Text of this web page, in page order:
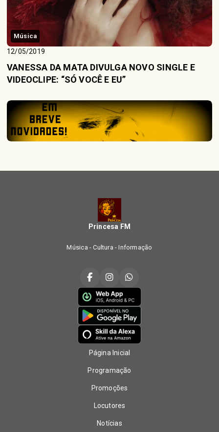
Música
12/05/2019
VANESSA DA MATA DIVULGA NOVO SINGLE E
VIDEOCLIPE: “SÓ VOCÊ E EU”
Princesa FM
Música - Cultura - Informação
Página Inicial
Programação
Promoções
Locutores
Notícias